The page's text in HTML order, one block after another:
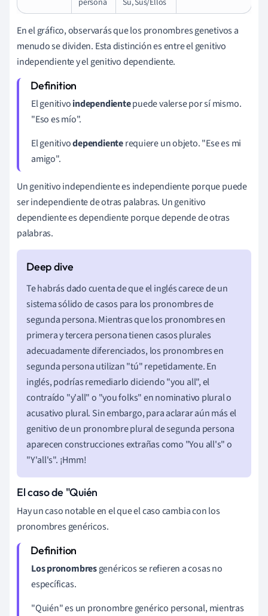
En el gráfico, observarás que los pronombres genetivos a
menudo se dividen. Esta distinción es entre el genitivo
independiente y el genitivo dependiente.
El genitivoindependientepuede valerse por sí mismo.
"Eso esmío".
El genitivodependienterequiere un objeto. "Ese esmi
amigo".
Un genitivo independiente es independiente porque puede
ser independiente de otras palabras. Un genitivo
dependiente es dependiente porque depende de otras
palabras.
Te habrás dado cuenta de que el inglés carece de un
sistema sólido de casos para los pronombres de
segunda persona. Mientras que los pronombres en
primera y tercera persona tienen casos plurales
adecuadamente diferenciados, los pronombres en
segunda persona utilizan "tú" repetidamente. En
inglés, podrías remediarlo diciendo "you all", el
contraído "y'all" o "you folks" en nominativo plural o
acusativo plural. Sin embargo, para aclarar aún más el
genitivo de un pronombre plural de segunda persona
aparecen construcciones extrañas como "You all's" o
"Y'all's". ¡Hmm!
El caso de "Quién
Hay un caso notable en el que el caso cambia con los
pronombres genéricos.
Los pronombresgenéricos se refieren a cosas no
específicas.
"Quién" es un pronombre genérico personal, mientras